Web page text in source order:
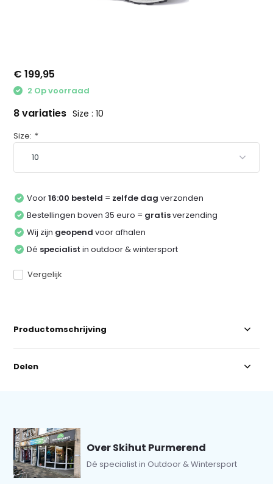
€ 199,95
2 Op voorraad
8 variaties Size : 10
Size: *
Voor16:00 besteld = zelfde dag verzonden
Bestellingen boven 35 euro = gratisverzending
Wij zijn geopend voor afhalen
Dé specialist in outdoor & wintersport
Vergelijk
Productomschrijving
Delen
Over Skihut Purmerend
Dé specialist in Outdoor & Wintersport